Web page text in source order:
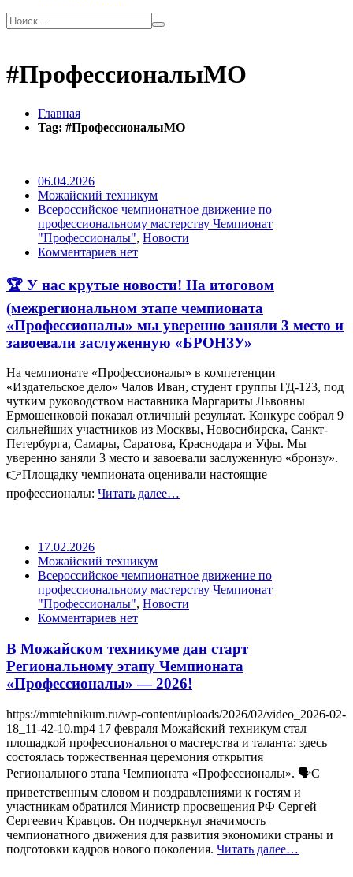
#ПрофессионалыМО
Главная
Tag: #ПрофессионалыМО
06.04.2026
Можайский техникум
Всероссийское чемпионатное движение по
профессиональному мастерству Чемпионат
"Профессионалы", Новости
Комментариев нет
🏆 У нас крутые новости! На итоговом
(межрегиональном этапе чемпионата
«Профессионалы» мы уверенно заняли 3 место и
завоевали заслуженную «БРОНЗУ»
На чемпионате «Профессионалы» в компетенции
«Издательское дело» Чалов Иван, студент группы ГД-123, под
чутким руководством наставника Маргариты Львовны
Ермошенковой показал отличный результат. Конкурс собрал 9
сильнейших участников из Москвы, Новосибирска, Санкт-
Петербурга, Самары, Саратова, Краснодара и Уфы. Мы
уверенно заняли 3 место и завоевали заслуженную «бронзу».
👉Площадку чемпионата оценивали настоящие
профессионалы: Читать далее…
17.02.2026
Можайский техникум
Всероссийское чемпионатное движение по
профессиональному мастерству Чемпионат
"Профессионалы", Новости
Комментариев нет
В Можайском техникуме дан старт
Региональному этапу Чемпионата
«Профессионалы» — 2026!
https://mmtehnikum.ru/wp-content/uploads/2026/02/video_2026-02-
18_11-42-10.mp4 17 февраля Можайский техникум стал
площадкой профессионального мастерства и таланта: здесь
состоялась торжественная церемония открытия
Регионального этапа Чемпионата «Профессионалы». 🗣С
приветственным словом и поздравлениями к гостям и
участникам обратился Министр просвещения РФ Сергей
Сергеевич Кравцов. Он подчеркнул значимость
чемпионатного движения для развития экономики страны и
подготовки кадров нового поколения. Читать далее…